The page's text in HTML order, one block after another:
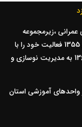
،زيرمجموعه
سازمان نوسازي مدارس کشور مي باشد که در سال 1355 فعاليت خود را با
عنوان گروه نوسازي مدارس آغاز نموده، در سال 1366 به مديريت نوسازي و
واحدهاي آموزشي استان